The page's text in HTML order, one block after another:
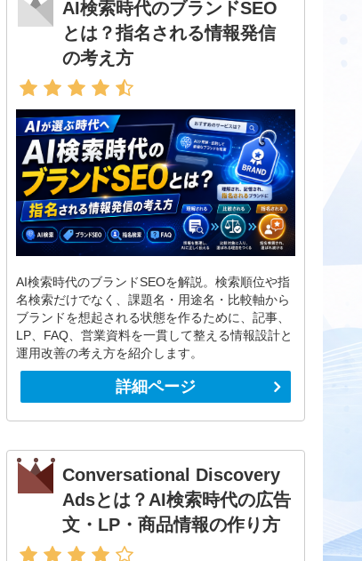
AI検索時代のブランドSEO
とは？指名される情報発信
の考え方
AI検索時代のブランドSEOを解説。検索順位や指
名検索だけでなく、課題名・用途名・比較軸から
ブランドを想起される状態を作るために、記事、
LP、FAQ、営業資料を一貫して整える情報設計と
運用改善の考え方を紹介します。
詳細ページ
Conversational Discovery
Adsとは？AI検索時代の広告
文・LP・商品情報の作り方